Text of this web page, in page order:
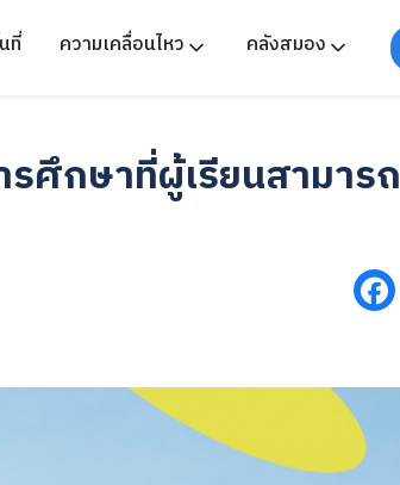
ที่ ความเคลื่อนไหว คลังสมอง
ศึกษาที่ผู้เรียนสามารถ